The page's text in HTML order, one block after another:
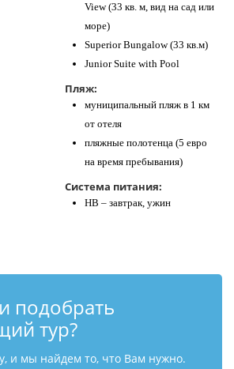
View (33 кв. м, вид на сад или
море)
Superior Bungalow (33 кв.м)
Junior Suite with Pool
Пляж:
муниципальный пляж в 1 км
от отеля
пляжные полотенца (5 евро
на время пребывания)
Система питания:
HB – завтрак, ужин
подобрать
тур?
и мы найдем то, что Вам нужно.